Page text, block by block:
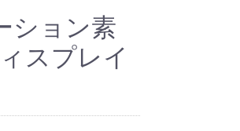
花
ワー
フレーム
ノ）
ーアレン
花器
かご バスケット
小物入れ、雑貨
花材・資材
その他
ション素
スプレイ